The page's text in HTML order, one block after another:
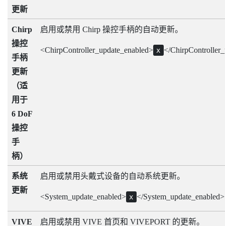
更新
Chirp
操控
手柄
更新
（适
用于
6 DoF
操控
手
柄）
启用或禁用 Chirp 操控手柄的自动更新。
<ChirpController_update_enabled> x </
系统
更新
启用或禁用头戴式设备的自动系统更新。
<System_update_enabled> x </System_update_enabled>
VIVE
启用或禁用 VIVE 首页和 VIVEPORT 的更新。